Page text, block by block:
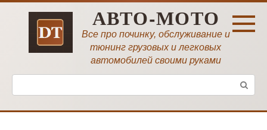
Перейти
АВТО-МОТО
Все про починку, обслуживание и
тюнинг грузовых и легковых
автомобилей своими руками
Поиск: